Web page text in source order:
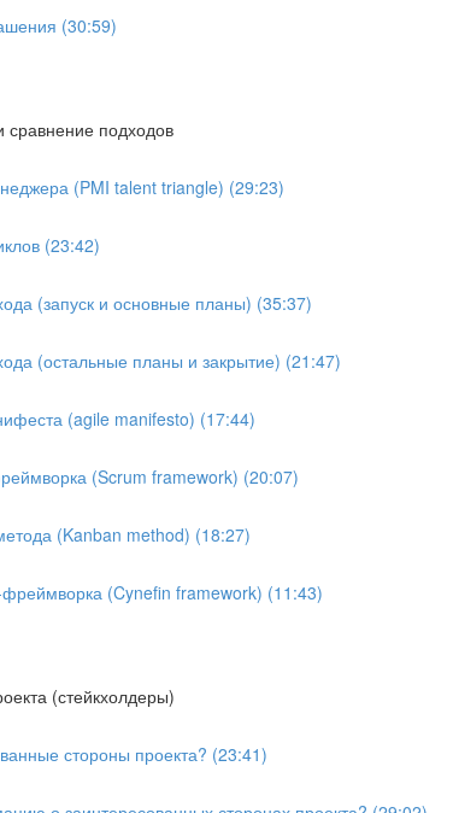
(30:59)
сравнение подходов
(PMI talent triangle) (29:23)
(23:42)
(запуск и основные планы) (35:37)
(остальные планы и закрытие) (21:47)
(agile manifesto) (17:44)
(Scrum framework) (20:07)
(Kanban method) (18:27)
(Cynefin framework) (11:43)
(стейкхолдеры)
стороны проекта? (23:41)